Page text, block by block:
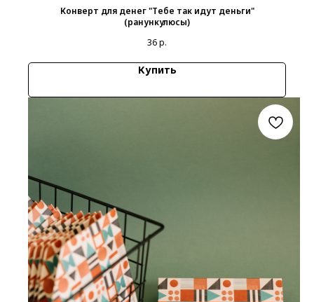
Конверт для денег "Тебе так идут деньги"
(ранункулюсы)
36р.
Купить